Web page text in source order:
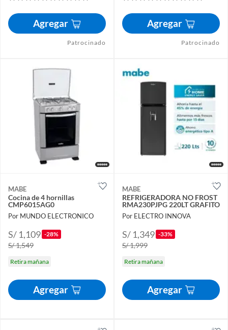
Agregar
Patrocinado
Agregar
Patrocinado
MABE
Cocina de 4 hornillas
CMP6015AG0
Por MUNDO ELECTRONICO
S/ 1,109 -28%
S/ 1,549
Retira mañana
Agregar
MABE
REFRIGERADORA NO FROST
RMA230PJPG 220LT GRAFITO
Por ELECTRO INNOVA
S/ 1,349 -33%
S/ 1,999
Retira mañana
Agregar